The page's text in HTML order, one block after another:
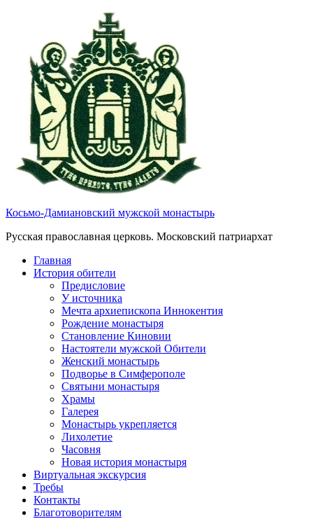
Косьмо-Дамиановский мужской монастырь
Русская православная церковь. Московский патриархат
Главная
История обители
Предисловие
У источника
Мечта архиепископа Иннокентия
Рождение монастыря
Становление Киновии
Настоятели мужской Обители
Женский монастырь
Подворье в Симферополе
Святыни монастыря
Храмы
Галерея
Монастырь укрепляется
Лихолетие
Часовня
Новая история монастыря
Виртуальная экскурсия
Требы
Контакты
Благотоворителям